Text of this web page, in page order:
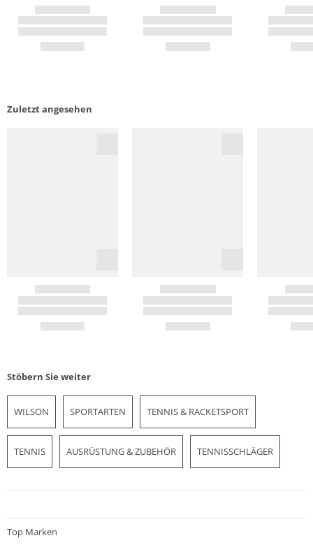
Zuletzt angesehen
Stöbern Sie weiter
WILSON SPORTARTEN TENNIS & RACKETSPORT
TENNIS AUSRÜSTUNG & ZUBEHÖR TENNISSCHLÄGER
Top Marken